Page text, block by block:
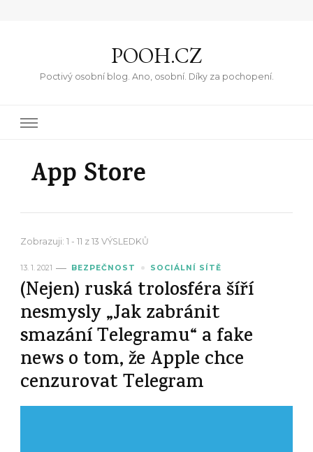
POOH.CZ
Poctivý osobní blog. Ano, osobní. Díky za pochopení.
App Store
Zobrazuji: 1 - 11 z 13 VÝSLEDKŮ
13. 1. 2021 BEZPEČNOST SOCIÁLNÍ SÍTĚ
(Nejen) ruská trolosféra šíří
nesmysly „Jak zabránit
smazání Telegramu“ a fake
news o tom, že Apple chce
cenzurovat Telegram